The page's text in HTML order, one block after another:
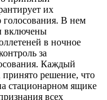
их
голосования. В нем
включены
в ночное
за
Каждый
решение, что
стационарном ящике
всех